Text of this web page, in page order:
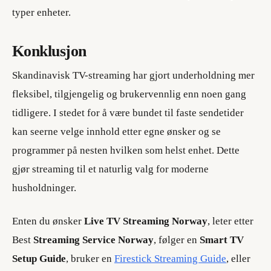
typer enheter.
Konklusjon
Skandinavisk TV-streaming har gjort underholdning mer
fleksibel, tilgjengelig og brukervennlig enn noen gang
tidligere. I stedet for å være bundet til faste sendetider
kan seerne velge innhold etter egne ønsker og se
programmer på nesten hvilken som helst enhet. Dette
gjør streaming til et naturlig valg for moderne
husholdninger.
Enten du ønsker Live TV Streaming Norway, leter etter
Best Streaming Service Norway, følger en Smart TV
Setup Guide, bruker en Firestick Streaming Guide, eller